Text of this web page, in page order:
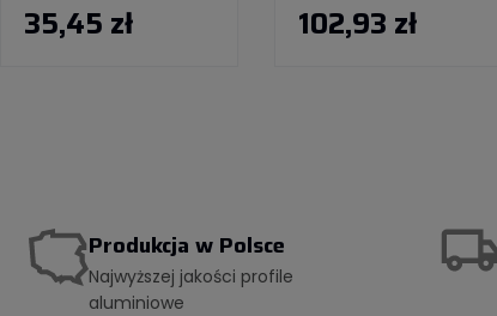
35,45 zł 102,93 zł
Produkcja w Polsce
Najwyższej jakości profile
aluminiowe